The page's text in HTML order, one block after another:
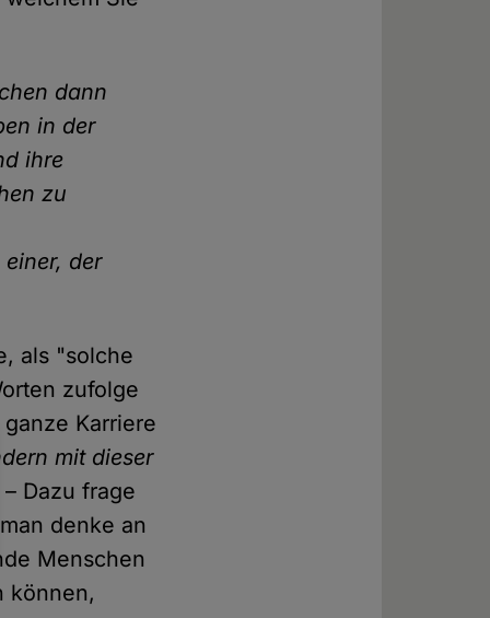
dann
in der
ihre
zu
der
als "solche
zufolge
Karriere
mit dieser
– Dazu frage
denke an
Menschen
können,